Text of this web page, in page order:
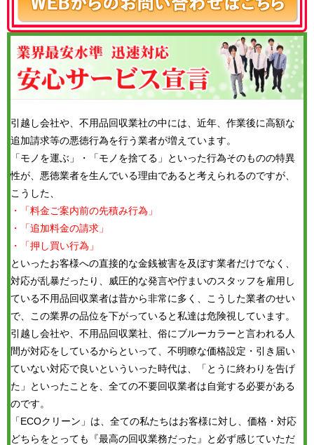
引越し会社や、不用品回収業社の中には、近年、作業後に高額な
追加請求等の悪徳行為を行う業者が増えています。
「モノを運ぶ」・「モノを捨てる」といった行為そのものの特異
性が、悪徳業者を生んでいる理由であると考えられるのですが、
こうした、
・「料金ご案内前の先積み行為」
・「追加料金の請求」
・「押し買い行為」
といったお客様への直接的な金銭被害を及ぼす業者だけでなく、
対応が乱暴だったり、威圧的な発言や佇まいのスタッフを雇用し
ている不用品回収業者は昔から非常に多く、こうした業者のせい
で、この業界の品位を下がっていると私達は危険視しています。
引越し会社や、不用品回収業社、俗にブルーカラーと言われる人
間が対応をしているからといって、不明瞭な価格設定・引き届い
ていない対応で良いといういった時代は、「とうに終わりを告げ
た」といったことを、全ての不要回収業者は自覚する必要がある
のです。
「ECOクリーン」は、全ての私たちはお客様に対し、価格・対応
どちらをとっても『最高の回収業務だった』と必ず感じていただ